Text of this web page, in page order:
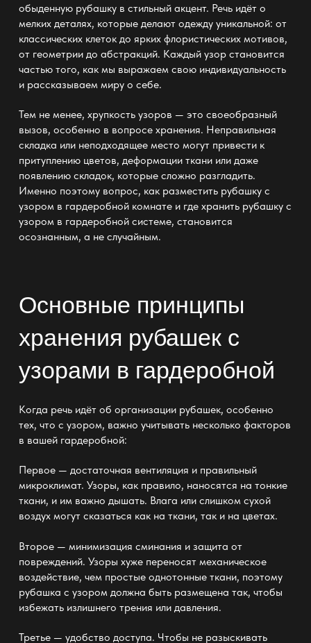
обыденную рубашку в стильный акцент. Речь идёт о
мелких деталях, которые делают одеждууникальной: от
классических клеток до ярких флористических мотивов,
от геометрии до абстракций. Каждый узор становится
частью того, как мы выражаем свою индивидуальность
и рассказываем миру о себе.
Тем не менее, хрупкость узоров — это своеобразный
вызов, особенно в вопросе хранения. Неправильная
складка или неподходящее место могут привести к
притуплению цветов, деформации ткани или даже
появлению складок, которые сложно разгладить.
Именно поэтому вопрос, как разместить рубашку с
узором в гардеробной комнате и где хранить рубашку с
узором в гардеробной системе, становится
осознанным, а не случайным.
Основные принципы
хранения рубашек с
узорами в гардеробной
Когда речь идёт об организации рубашек, особенно
тех, что с узором, важно учитывать несколько факторов
в вашей гардеробной:
Первое — достаточная вентиляция и правильный
микроклимат. Узоры, как правило, наносятся на тонкие
ткани, и им важно дышать. Влага или слишком сухой
воздух могут сказаться как на ткани, так и на цветах.
Второе — минимизация сминания и защита от
повреждений. Узоры хуже переносят механическое
воздействие, чем простые однотонные ткани, поэтому
рубашка с узором должна быть размещена так, чтобы
избежать излишнего трения или давления.
Третье — удобство доступа. Чтобы не разыскивать